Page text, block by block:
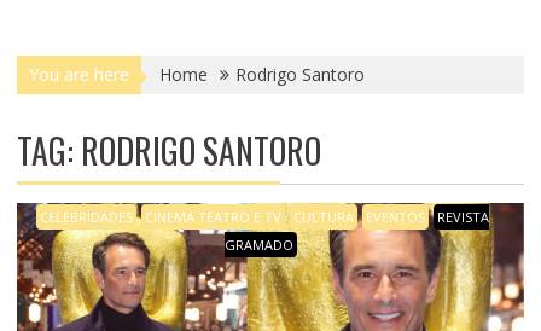
You are here Home Rodrigo Santoro
TAG: RODRIGO SANTORO
CELEBRIDADES CINEMA TEATRO E TV CULTURA EVENTOS
REVISTA
GRAMADO